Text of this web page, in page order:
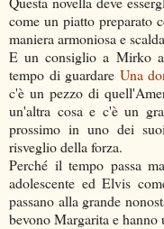
come un piatto preparato
maniera armoniosa e
E un consiglio a Mirko
tempo di guardare Una
c'è un pezzo di
un'altra cosa e c'è un
prossimo in uno dei
risveglio della forza.
Perché il tempo passa
adolescente ed Elvis
passano alla grande
bevono Margarita e